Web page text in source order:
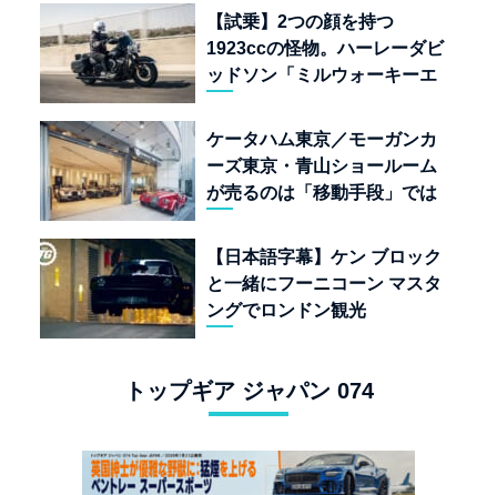
質”を愛する理由
【試乗】2つの顔を持つ
1923ccの怪物。ハーレーダビ
ッドソン「ミルウォーキーエ
ケータハム東京／モーガンカ
ーズ東京・青山ショールーム
が売るのは「移動手段」では
【日本語字幕】ケン ブロック
と一緒にフーニコーン マスタ
ングでロンドン観光
トップギア ジャパン 074